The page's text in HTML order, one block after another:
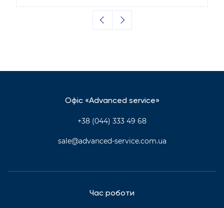
Офіс «Advanced service»
+38 (044) 333 49 68
sale@advanced-service.com.ua
Час роботи